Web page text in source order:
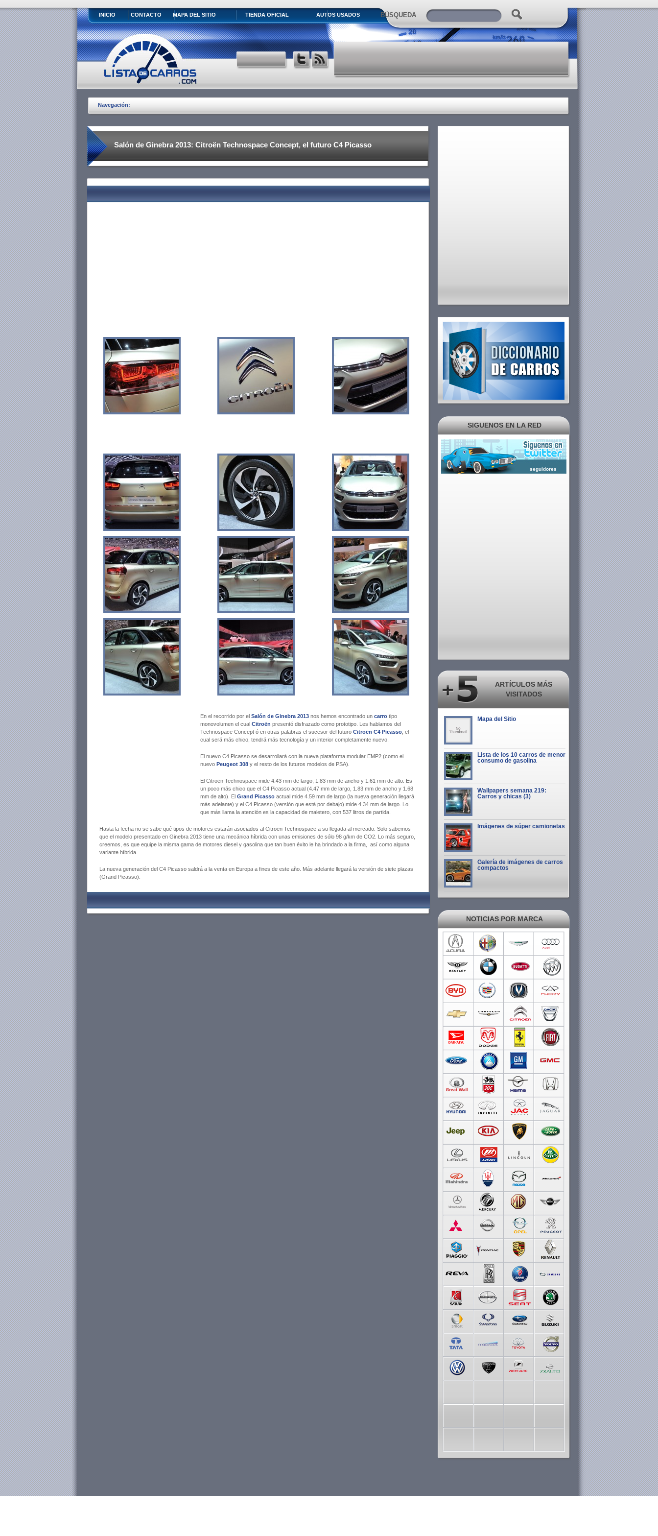
INICIO CONTACTO MAPA DEL SITIO TIENDA OFICIAL AUTOS USADOS BÚSQUEDA
Navegación:
Salón de Ginebra 2013: Citroën Technospace Concept, el futuro C4 Picasso
En el recorrido por el Salón de Ginebra 2013 nos hemos encontrado un carro tipo
monovolumen el cual Citroën presentó disfrazado como prototipo. Les hablamos del
Technospace Concept ó en otras palabras el sucesor del futuro Citroën C4 Picasso , el
cual será más chico, tendrá más tecnología y un interior completamente nuevo.
El nuevo C4 Picasso se desarrollará con la nueva plataforma modular EMP2 (como el
nuevo Peugeot 308 y el resto de los futuros modelos de PSA).
El Citroën Technospace mide 4.43 mm de largo, 1.83 mm de ancho y 1.61 mm de alto. Es
un poco más chico que el C4 Picasso actual (4.47 mm de largo, 1.83 mm de ancho y 1.68
mm de alto). El Grand Picasso actual mide 4.59 mm de largo (la nueva generación llegará
más adelante) y el C4 Picasso (versión que está por debajo) mide 4.34 mm de largo. Lo
que más llama la atención es la capacidad de maletero, con 537 litros de partida.
Hasta la fecha no se sabe qué tipos de motores estarán asociados al Citroën Technospace a su llegada al mercado. Solo sabemos
que el modelo presentado en Ginebra 2013 tiene una mecánica híbrida con unas emisiones de sólo 98 g/km de CO2. Lo más seguro,
creemos, es que equipe la misma gama de motores diesel y gasolina que tan buen éxito le ha brindado a la firma, así como alguna
variante híbrida.
La nueva generación del C4 Picasso saldrá a la venta en Europa a fines de este año. Más adelante llegará la versión de siete plazas
(Grand Picasso).
SIGUENOS EN LA RED
seguidores
ARTÍCULOS MÁS
VISITADOS
Mapa del Sitio
Lista de los 10 carros de menor
consumo de gasolina
Wallpapers semana 219:
Carros y chicas (3)
Imágenes de súper camionetas
Galería de imágenes de carros
compactos
NOTICIAS POR MARCA